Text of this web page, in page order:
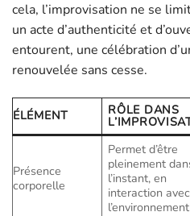
cela, l’improvisation ne se
un acte d’authenticité et
entourent, une célébration
renouvelée sans cesse.
ÉLÉMENT RÔLE DANS
Présence
corporelle
Permet d’être
pleinement
l’instant, en
interaction avec
l’environnement